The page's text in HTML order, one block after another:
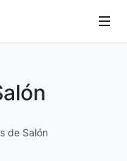
de Salón